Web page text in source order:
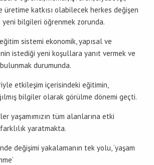
katkısı olabilecek herkes değişen
bilgileri öğrenmek zorunda.
sistemi ekonomik, yapısal ve
istediği yeni koşullara yanıt vermek ve
durumunda.
etkileşim içerisindeki eğitimin,
bilgiler olarak görülme dönemi geçti.
yaşamımızın tüm alanlarına etki
yaratmakta.
değişimi yakalamanın tek yolu, ‘yaşam